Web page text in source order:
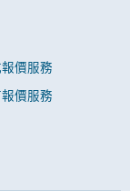
價服務
價服務